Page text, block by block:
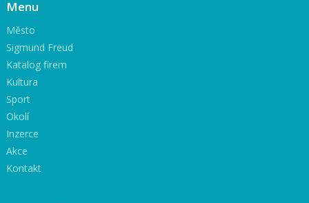
Menu
Město
Sigmund Freud
Katalog firem
Kultura
Sport
Okolí
Inzerce
Akce
Kontakt